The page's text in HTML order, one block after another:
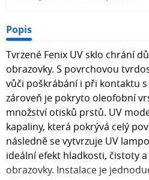
Popis
Tvrzené Fenix UV sklo chrání
obrazovky. S povrchovou
vůči poškrábání i při kontaktu
zároveň je pokryto oleofobní
množství otisků prstů. UV
kapaliny, která pokrývá celý
následně se vytvrzuje UV
ideální efekt hladkosti, čistoty
obrazovky. Instalace je